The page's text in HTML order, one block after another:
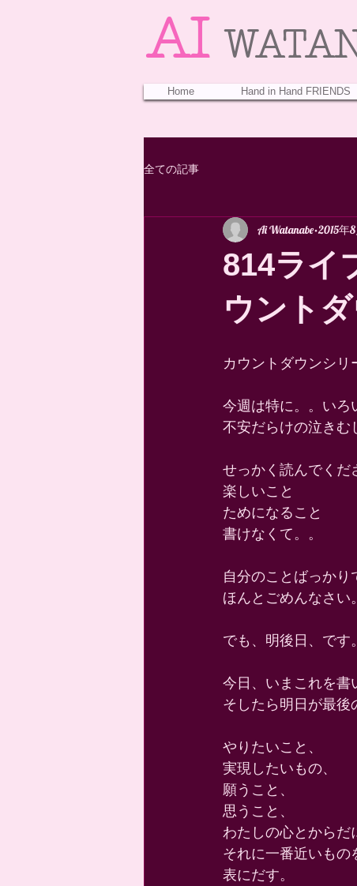
AI
Home Hand in Hand FRIENDS
全ての記事
814ライ
ウント
Ai Watanabe 2015年
カウントダウンシリ
今週は特に。。いろ
不安だらけの泣きむ
せっかく読んでくだ
楽しいこと
ためになること
書けなくて。。
自分のことばっかり
ほんとごめんなさい
でも、明後日、です
今日、いまこれを書
そしたら明日が最後
やりたいこと、
実現したいもの、
願うこと、
思うこと、
わたしの心とからだ
それに一番近いもの
表にだす。